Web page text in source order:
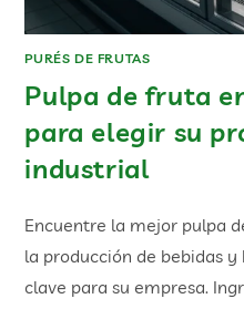
PURÉS DE FRUTAS
Pulpa de fruta
para elegir su
industrial
Encuentre la mejor pulpa
la producción de bebidas
clave para su empresa.